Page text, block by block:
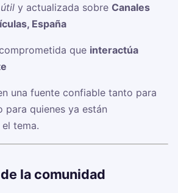
útily actualizada sobre Canales
España
que interactúa
una fuente confiable tanto para
para quienes ya están
tema.
la comunidad